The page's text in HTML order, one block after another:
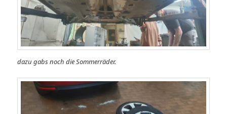
dazu gabs noch die Sommerräder.